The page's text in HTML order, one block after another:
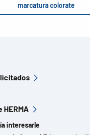
marcatura colorate
HERMA
interesarle